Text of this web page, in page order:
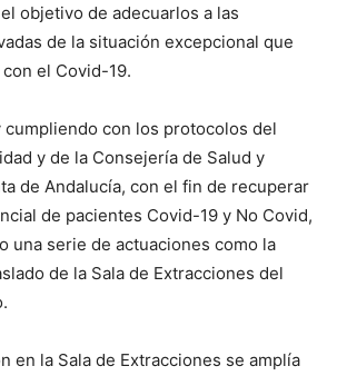
objetivo de adecuarlos a las
de la situación excepcional que
el Covid-19.
cumpliendo con los protocolos del
y de la Consejería de Salud y
de Andalucía, con el fin de recuperar
de pacientes Covid-19 y No Covid,
una serie de actuaciones como la
de la Sala de Extracciones del
en la Sala de Extracciones se amplía